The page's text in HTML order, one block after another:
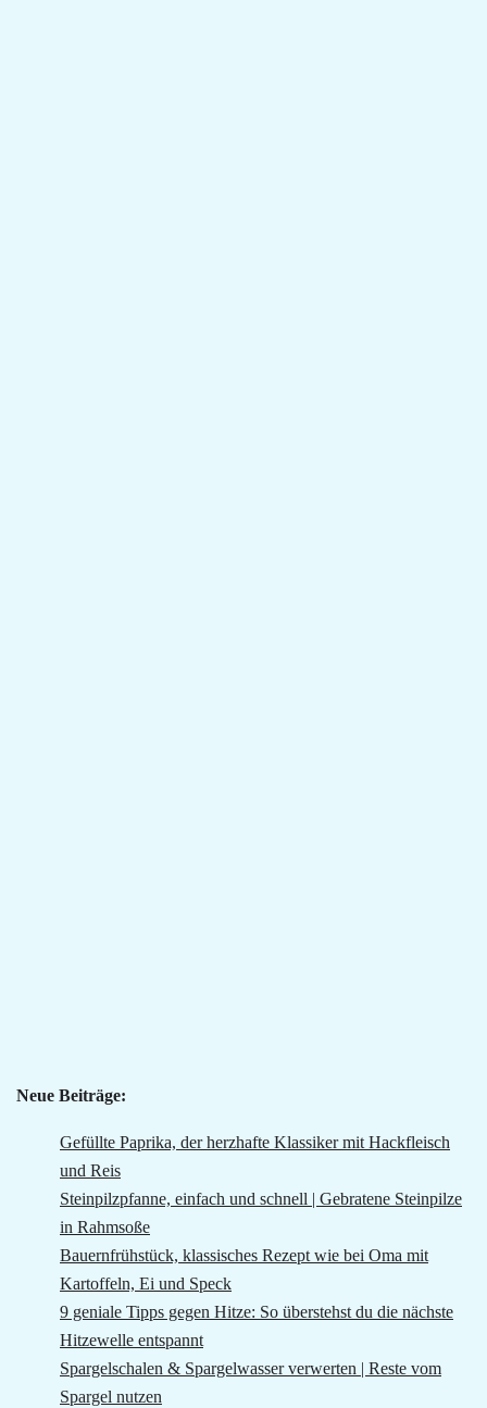
Neue Beiträge:
Gefüllte Paprika, der herzhafte Klassiker mit Hackfleisch
und Reis
Steinpilzpfanne, einfach und schnell | Gebratene Steinpilze
in Rahmsoße
Bauernfrühstück, klassisches Rezept wie bei Oma mit
Kartoffeln, Ei und Speck
9 geniale Tipps gegen Hitze: So überstehst du die nächste
Hitzewelle entspannt
Spargelschalen & Spargelwasser verwerten | Reste vom
Spargel nutzen